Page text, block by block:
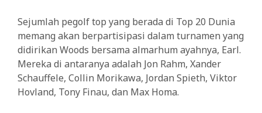
Sejumlah pegolf top yang berada di Top 20 Dunia
memang akan berpartisipasi dalam turnamen yang
didirikan Woods bersama almarhum ayahnya, Earl.
Mereka di antaranya adalah Jon Rahm, Xander
Schauffele, Collin Morikawa, Jordan Spieth, Viktor
Hovland, Tony Finau, dan Max Homa.